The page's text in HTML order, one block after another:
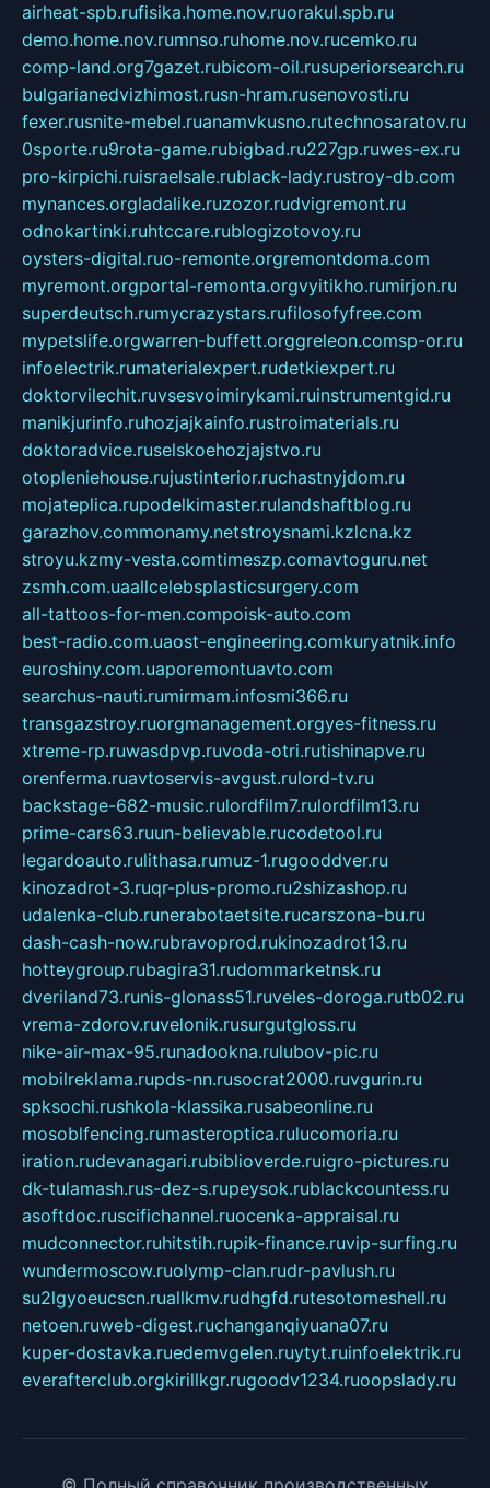
airheat-spb.rufisika.home.nov.ruorakul.spb.ru
demo.home.nov.rumnso.ruhome.nov.rucemko.ru
comp-land.org7gazet.rubicom-oil.rusuperiorsearch.ru
bulgarianedvizhimost.rusn-hram.rusenovosti.ru
fexer.rusnite-mebel.ruanamvkusno.rutechnosaratov.ru
0sporte.ru9rota-game.rubigbad.ru227gp.ruwes-ex.ru
pro-kirpichi.ruisraelsale.rublack-lady.rustroy-db.com
mynances.orgladalike.ruzozor.rudvigremont.ru
odnokartinki.ruhtccare.rublogizotovoy.ru
oysters-digital.ruo-remonte.orgremontdoma.com
myremont.orgportal-remonta.orgvyitikho.rumirjon.ru
superdeutsch.rumycrazystars.rufilosofyfree.com
mypetslife.orgwarren-buffett.orggreleon.comsp-or.ru
infoelectrik.rumaterialexpert.rudetkiexpert.ru
doktorvilechit.ruvsesvoimirykami.ruinstrumentgid.ru
manikjurinfo.ruhozjajkainfo.rustroimaterials.ru
doktoradvice.ruselskoehozjajstvo.ru
otopleniehouse.rujustinterior.ruchastnyjdom.ru
mojateplica.rupodelkimaster.rulandshaftblog.ru
garazhov.commonamy.netstroysnami.kzlcna.kz
stroyu.kzmy-vesta.comtimeszp.comavtoguru.net
zsmh.com.uaallcelebsplasticsurgery.com
all-tattoos-for-men.compoisk-auto.com
best-radio.com.uaost-engineering.comkuryatnik.info
euroshiny.com.uaporemontuavto.com
searchus-nauti.rumirmam.infosmi366.ru
transgazstroy.ruorgmanagement.orgyes-fitness.ru
xtreme-rp.ruwasdpvp.ruvoda-otri.rutishinapve.ru
orenferma.ruavtoservis-avgust.rulord-tv.ru
backstage-682-music.rulordfilm7.rulordfilm13.ru
prime-cars63.ruun-believable.rucodetool.ru
legardoauto.rulithasa.rumuz-1.rugooddver.ru
kinozadrot-3.ruqr-plus-promo.ru2shizashop.ru
udalenka-club.runerabotaetsite.rucarszona-bu.ru
dash-cash-now.rubravoprod.rukinozadrot13.ru
hotteygroup.rubagira31.rudommarketnsk.ru
dveriland73.runis-glonass51.ruveles-doroga.rutb02.ru
vrema-zdorov.ruvelonik.rusurgutgloss.ru
nike-air-max-95.runadookna.rulubov-pic.ru
mobilreklama.rupds-nn.rusocrat2000.ruvgurin.ru
spksochi.rushkola-klassika.rusabeonline.ru
mosoblfencing.rumasteroptica.rulucomoria.ru
iration.rudevanagari.rubiblioverde.ruigro-pictures.ru
dk-tulamash.rus-dez-s.rupeysok.rublackcountess.ru
asoftdoc.ruscifichannel.ruocenka-appraisal.ru
mudconnector.ruhitstih.rupik-finance.ruvip-surfing.ru
wundermoscow.ruolymp-clan.rudr-pavlush.ru
su2lgyoeucscn.ruallkmv.rudhgfd.rutesotomeshell.ru
netoen.ruweb-digest.ruchanganqiyuana07.ru
kuper-dostavka.ruedemvgelen.ruytyt.ruinfoelektrik.ru
everafterclub.orgkirillkgr.rugoodv1234.ruoopslady.ru